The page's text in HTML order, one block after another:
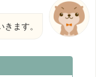
ます。